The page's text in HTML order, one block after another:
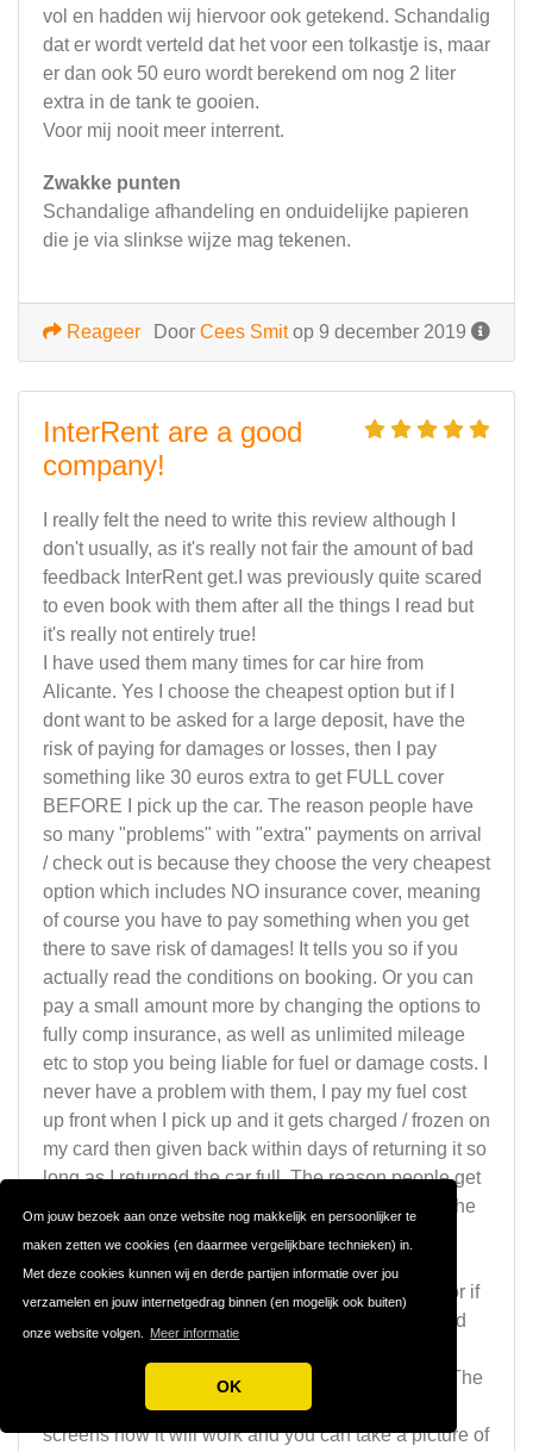
Om jouw bezoek aan onze website nog makkelijk en persoonlijker te
maken zetten we cookies (en daarmee vergelijkbare technieken) in.
Met deze cookies kunnen wij en derde partijen informatie over jou
verzamelen en jouw internetgedrag binnen (en mogelijk ook buiten)
onze website volgen. Meer informatie
OK
vol en hadden wij hiervoor ook getekend. Schandalig
dat er wordt verteld dat het voor een tolkastje is, maar
er dan ook 50 euro wordt berekend om nog 2 liter
extra in de tank te gooien.
Voor mij nooit meer interrent.
Zwakke punten
Schandalige afhandeling en onduidelijke papieren
die je via slinkse wijze mag tekenen.
Door Cees Smitop 9 december 2019
Reageer
InterRent are a good
company!
I really felt the need to write this review although I
don't usually, as it's really not fair the amount of bad
feedback InterRent get.I was previously quite scared
to even book with them after all the things I read but
it's really not entirely true!
I have used them many times for car hire from
Alicante. Yes I choose the cheapest option but if I
dont want to be asked for a large deposit, have the
risk of paying for damages or losses, then I pay
something like 30 euros extra to get FULL cover
BEFORE I pick up the car. The reason people have
so many "problems" with "extra" payments on arrival
/ check out is because they choose the very cheapest
option which includes NO insurance cover, meaning
of course you have to pay something when you get
there to save risk of damages! It tells you so if you
actually read the conditions on booking. Or you can
pay a small amount more by changing the options to
fully comp insurance, as well as unlimited mileage
etc to stop you being liable for fuel or damage costs. I
never have a problem with them, I pay my fuel cost
up front when I pick up and it gets charged / frozen on
my card then given back within days of returning it so
long as I returned the car full. The reason people get
so fed up with InterRent is because they choose the
extra costs that they would know they are liable for if
they actually read what they were agreeing to. And
mentioned I have never had a problem with this. The
Key&Go system is also fine, it tells you on the
screens how it will work and you can take a picture of